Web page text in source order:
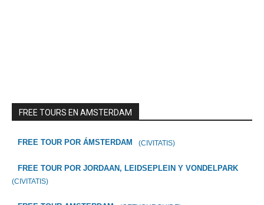
FREE TOURS EN AMSTERDAM
FREE TOUR POR ÁMSTERDAM (CIVITATIS)
FREE TOUR POR JORDAAN, LEIDSEPLEIN Y VONDELPARK
(CIVITATIS)